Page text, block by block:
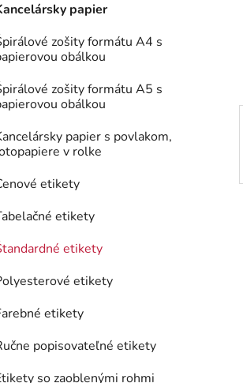
papier
zošity formátu A4 s
obálkou
zošity formátu A5 s
obálkou
papier s povlakom,
v rolke
etikety
etikety
etikety
etikety
etikety
popisovateľné etikety
so zaoblenými rohmi